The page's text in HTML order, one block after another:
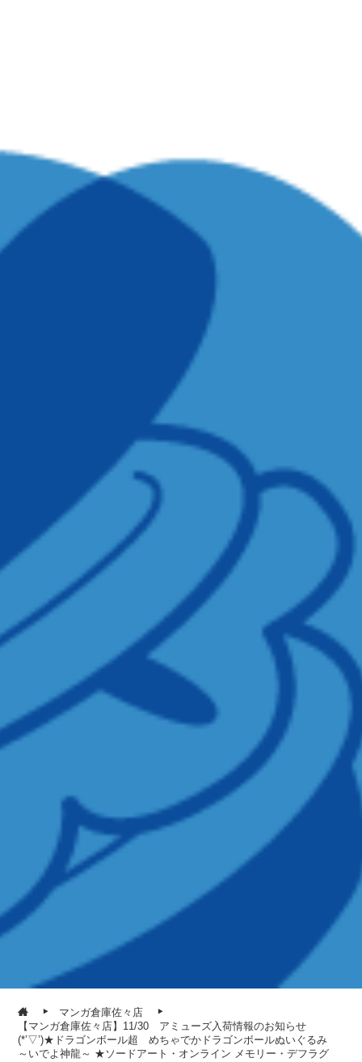
マンガ倉庫佐々店
【マンガ倉庫佐々店】11/30 アミューズ入荷情報のお知らせ
(*’▽’)★ドラゴンボール超 めちゃでかドラゴンボールぬいぐるみ
～いでよ神龍～ ★ソードアート・オンライン メモリー・デフラグ